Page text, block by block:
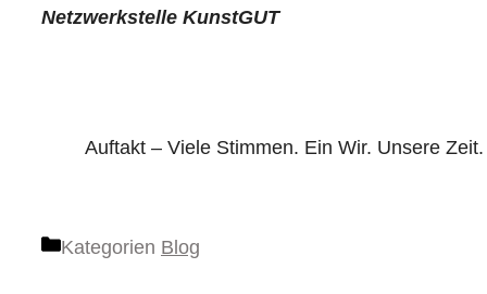
Netzwerkstelle KunstGUT
Auftakt – Viele Stimmen. Ein Wir. Unsere Zeit.
Kategorien Blog